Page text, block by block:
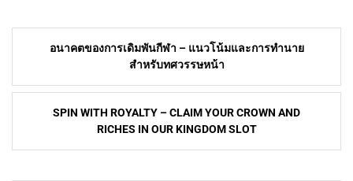
Postอนาคตของการเดิมพันกีฬา – แนวโน้มและการทำนาย
สำหรับทศวรรษหน้า
SPIN WITH ROYALTY – CLAIM YOUR CROWN AND
RICHES IN OUR KINGDOM SLOT